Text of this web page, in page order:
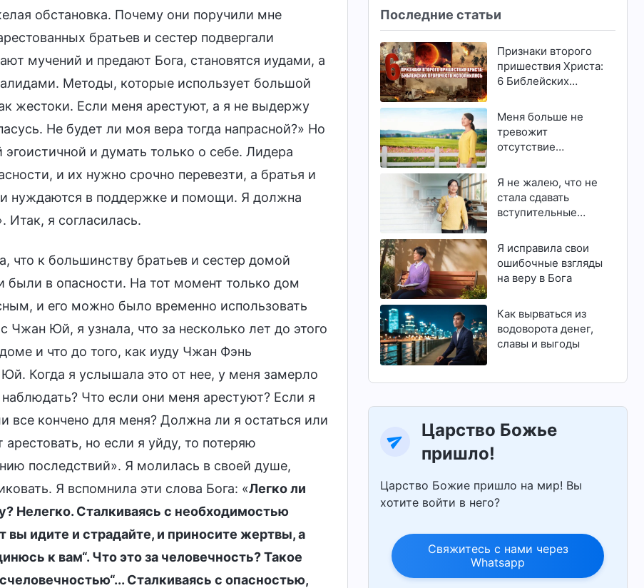
обстановка. Почему они поручили мне
братьев и сестер подвергали
мучений и предают Бога, становятся иудами, а
Методы, которые использует большой
жестоки. Если меня арестуют, а я не выдержу
Не будет ли моя вера тогда напрасной?» Но
и думать только о себе. Лидера
и их нужно срочно перевезти, а братья и
нуждаются в поддержке и помощи. Я должна
Итак, я согласилась.
что к большинству братьев и сестер домой
в опасности. На тот момент только дом
и его можно было временно использовать
Юй, я узнала, что за несколько лет до этого
и что до того, как иуду Чжан Фэнь
Когда я услышала это от нее, у меня замерло
Что если они меня арестуют? Если я
все кончено для меня? Должна ли я остаться или
но если я уйду, то потеряю
последствий». Я молилась в своей душе,
Я вспомнила эти слова Бога: «Легко ли
Нелегко. Сталкиваясь с необходимостью
вы идите и страдайте, и приносите жертвы, а
к вам“. Что это за человечность? Такое
Сталкиваясь с опасностью,
Последние статьи
Признаки второго
пришествия Христа:
6 Библейских
исполнились
Меня больше не
тревожит
отсутствие
талантов
Я не жалею, что не
стала сдавать
вступительные
магистратуру
Я исправила свои
ошибочные взгляды
на веру в Бога
Как вырваться из
водоворота денег,
славы и выгоды
Царство Божье
пришло!
Царство Божие пришло на мир! Вы
хотите войти в него?
Свяжитесь с нами через
Whatsapp